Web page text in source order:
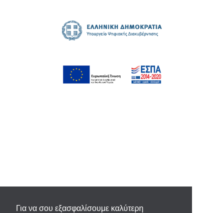
Για να σου εξασφαλίσουμε καλύτερη